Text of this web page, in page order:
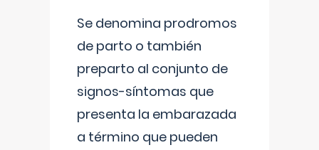
Se denomina prodromos
de parto o también
preparto al conjunto de
signos-síntomas que
presenta la embarazada
a término que pueden